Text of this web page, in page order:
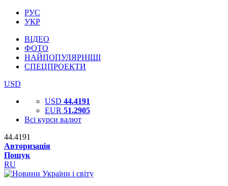
РУС
УКР
ВІДЕО
ФОТО
НАЙПОПУЛЯРНІШІ
СПЕЦПРОЕКТИ
USD
USD 44.4191
EUR 51.2905
Всі курси валют
44.4191
Авторизація
Пошук
RU